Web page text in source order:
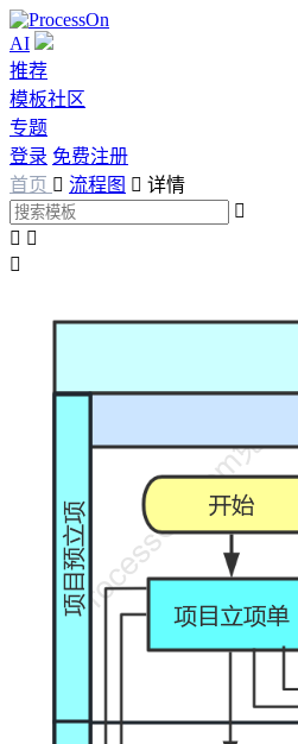
AI
推荐
模板社区
专题
登录 免费注册
首页  流程图  详情

 
